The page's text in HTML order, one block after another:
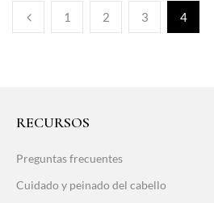
1 2 3 4
RECURSOS
Preguntas frecuentes
Cuidado y peinado del cabello